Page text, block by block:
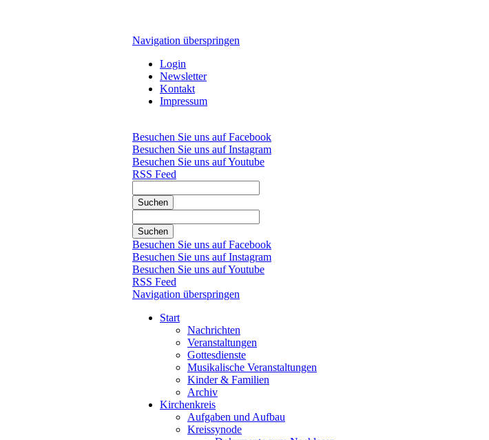
Navigation überspringen
Login
Newsletter
Kontakt
Impressum
Besuchen Sie uns auf Facebook
Besuchen Sie uns auf Instagram
Besuchen Sie uns auf Youtube
RSS Feed
Suchen
Suchen
Besuchen Sie uns auf Facebook
Besuchen Sie uns auf Instagram
Besuchen Sie uns auf Youtube
RSS Feed
Navigation überspringen
Start
Nachrichten
Veranstaltungen
Gottesdienste
Musikalische Veranstaltungen
Kinder & Familien
Archiv
Kirchenkreis
Aufgaben und Aufbau
Kreissynode